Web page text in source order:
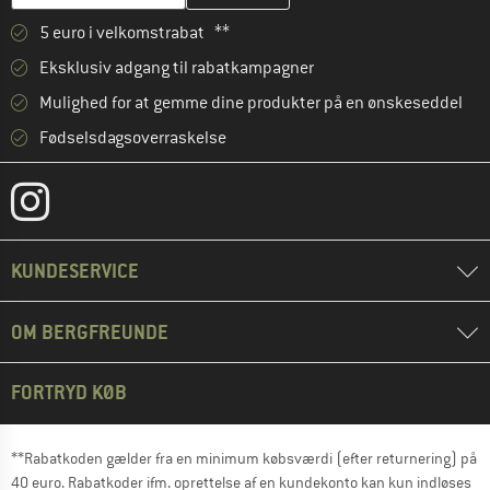
5 euro i velkomstrabat **
Eksklusiv adgang til rabatkampagner
Mulighed for at gemme dine produkter på en ønskeseddel
Fødselsdagsoverraskelse
KUNDESERVICE
OM BERGFREUNDE
FORTRYD KØB
**Rabatkoden gælder fra en minimum købsværdi (efter returnering) på
40 euro. Rabatkoder ifm. oprettelse af en kundekonto kan kun indløses